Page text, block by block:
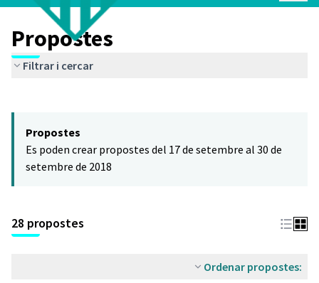
Propostes
Filtrar i cercar
−
Propostes
Es poden crear propostes del 17 de setembre al 30 de
setembre de 2018
28 propostes
Ordenar propostes: